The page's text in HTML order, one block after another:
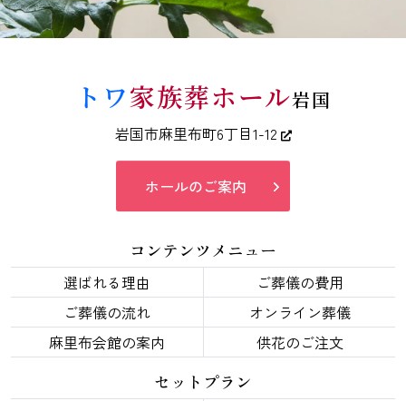
トワ家族葬ホール岩国
岩国市麻里布町6丁目1-12
ホールのご案内
コンテンツメニュー
選ばれる理由
ご葬儀の費用
ご葬儀の流れ
オンライン葬儀
麻里布会館の案内
供花のご注文
セットプラン